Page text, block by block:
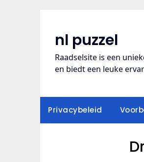
nl puzzel
Raadselsite is een
en biedt een leuke
Privacybeleid